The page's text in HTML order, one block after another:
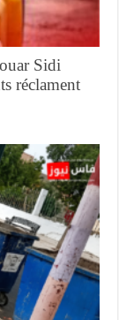
Sidi
réclament